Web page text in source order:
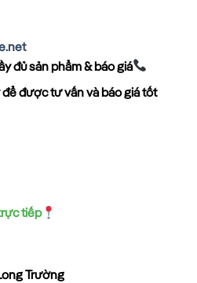
đủ sản phẩm & báo giá
được tư vấn và báo giá tốt
tiếp
Trường